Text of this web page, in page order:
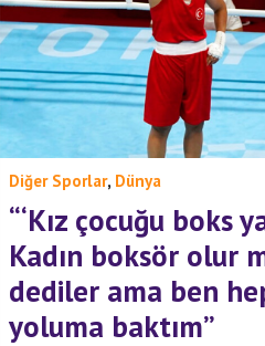
Diğer Sporlar, Dünya
“‘Kız çocuğu boks
Kadın boksör olur
dediler ama ben
yoluma baktım”